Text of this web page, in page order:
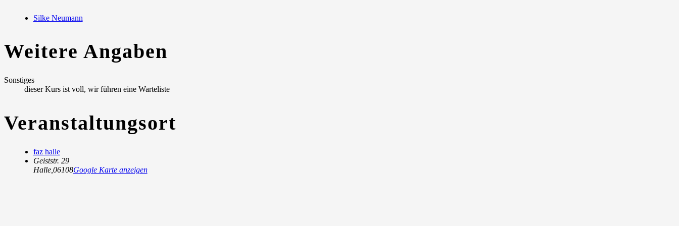
Silke Neumann
Weitere Angaben
Sonstiges
dieser Kurs ist voll, wir führen eine Warteliste
Veranstaltungsort
faz halle
Geiststr. 29
Halle, 06108Google Karte anzeigen